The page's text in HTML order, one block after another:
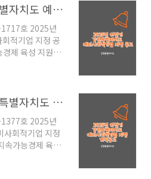
산청(국가유산
2026/05/067
등가족부(성평
13 ~
청(산림
2026/04/306
2025년 하반기 강원특별자치도 예비사회적기업 지정 공고
호 2025년
적기업 지정 공
제 육성 지원에
시행규칙 제3
별자치도형 예
지 사
12-
2025년도 하반기 강원특별자치도 예비사회적기업 지정계획 공고
호 2025년
사회적기업 지정
속가능경제 육성
용노동부
지침(고용노동